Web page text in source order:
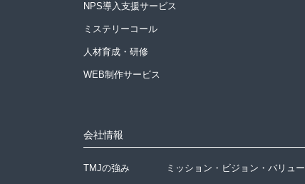
NPS導入支援サービス
ミステリーコール
人材育成・研修
WEB制作サービス
会社情報
TMJの強み ミッション・ビジョン・バリュー